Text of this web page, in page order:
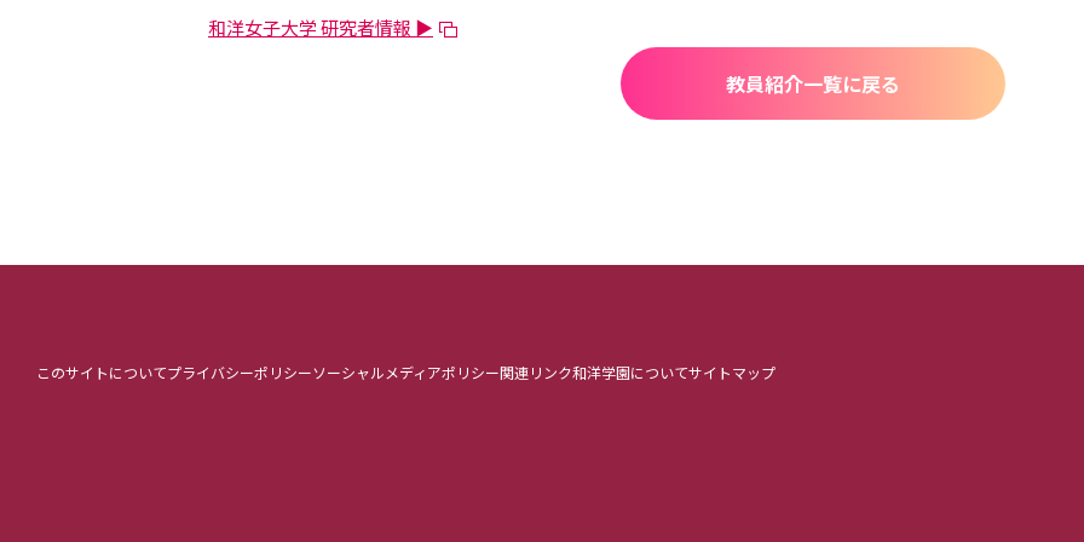
和洋女子大学 研究者情報 ▶
教員紹介一覧に戻る
このサイトについてプライバシーポリシーソーシャルメディアポリシー関連リンク和洋学園についてサイトマップ